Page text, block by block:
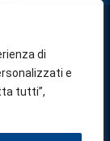
di
e
tutti”,
byZoe